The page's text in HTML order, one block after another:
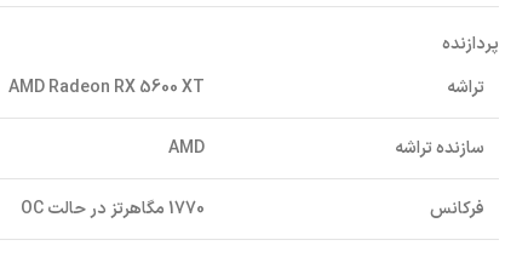
پردازنده
تراشه
AMD Radeon RX 5600 XT
سازنده تراشه AMD
فرکانس 1770 مگاهرتز در حالت OC